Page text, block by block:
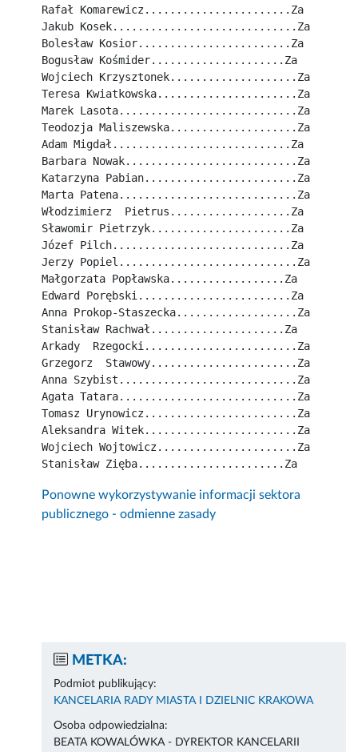
Rafał Komarewicz.......................Za
Jakub Kosek.............................Za
Bolesław Kosior........................Za
Bogusław Kośmider.....................Za
Wojciech Krzysztonek....................Za
Teresa Kwiatkowska......................Za
Marek Lasota............................Za
Teodozja Maliszewska....................Za
Adam Migdał............................Za
Barbara Nowak...........................Za
Katarzyna Pabian........................Za
Marta Patena............................Za
Włodzimierz  Pietrus...................Za
Sławomir Pietrzyk......................Za
Józef Pilch............................Za
Jerzy Popiel............................Za
Małgorzata Popławska..................Za
Edward Porębski........................Za
Anna Prokop-Staszecka...................Za
Stanisław Rachwał.....................Za
Arkady  Rzegocki........................Za
Grzegorz  Stawowy.......................Za
Anna Szybist............................Za
Agata Tatara............................Za
Tomasz Urynowicz........................Za
Aleksandra Witek........................Za
Wojciech Wojtowicz......................Za
Stanisław Zięba.......................Za
Ponowne wykorzystywanie informacji sektora
publicznego - odmienne zasady
METKA:
Podmiot publikujący:
KANCELARIA RADY MIASTA I DZIELNIC KRAKOWA
Osoba odpowiedzialna:
BEATA KOWALÓWKA - DYREKTOR KANCELARII